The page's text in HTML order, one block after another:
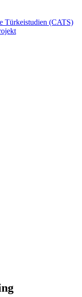
Türkeistudien (CATS)